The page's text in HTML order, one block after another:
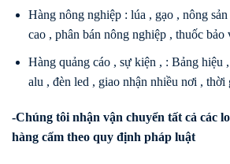
Hàng nông nghiệp : lúa , gạo , nông
cao , phân bán nông nghiệp , thuốc bảo
Hàng quảng cáo , sự kiện , : Bảng hiệu
alu , đèn led , giao nhận nhiều nơi , thời
-Chúng tôi nhận vận chuyển tất cả các
hàng cấm theo quy định pháp luật